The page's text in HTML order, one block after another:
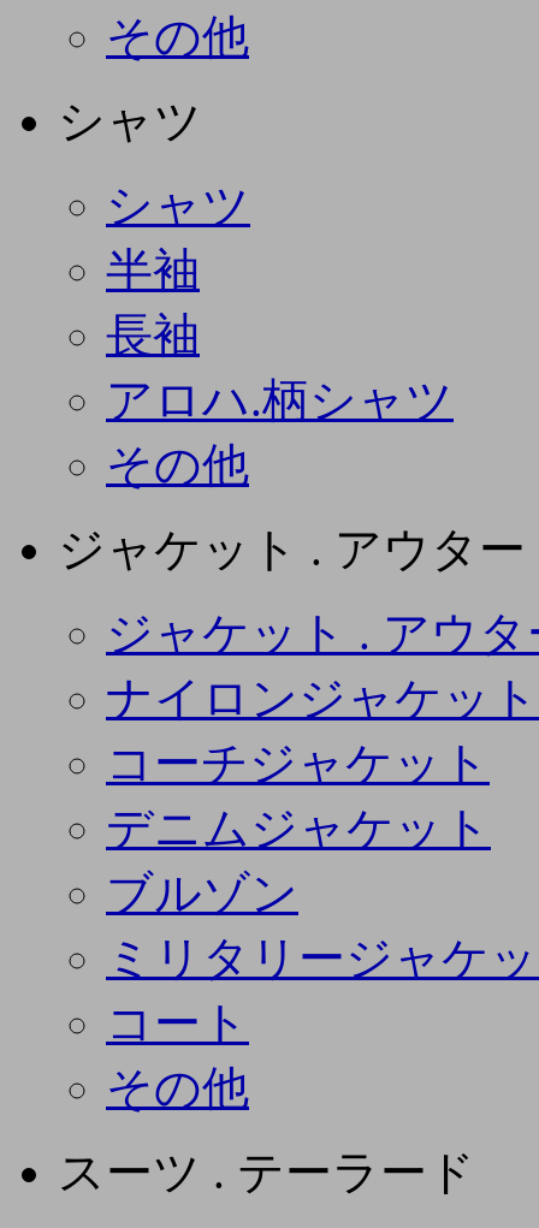
その他
シャツ
シャツ
半袖
長袖
アロハ.柄シャツ
その他
ジャケット . アウター
ジャケット . アウタ
ナイロンジャケット
コーチジャケット
デニムジャケット
ブルゾン
ミリタリージャケ
コート
その他
スーツ . テーラード